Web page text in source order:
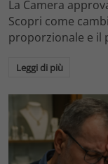
La Camera
Scopri come
proporzionale e il
Leggi di più